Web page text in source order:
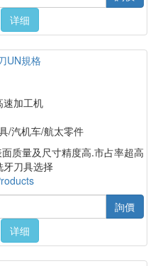
详细
速加工机
/汽机车/航太零件
质量及尺寸精度高.市占率超高
牙刀具选择
詢價
详细